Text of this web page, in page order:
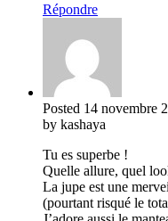
Répondre
Posted 14 novembre
by kashaya
Tu es superbe !
Quelle allure, quel
La jupe est une
(pourtant risqué le